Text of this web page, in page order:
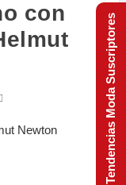
con
Tendencias Moda Suscriptores